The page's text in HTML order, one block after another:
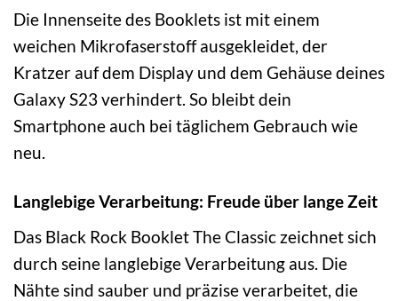
Die Innenseite des Booklets ist mit einem
weichen Mikrofaserstoff ausgekleidet, der
Kratzer auf dem Display und dem Gehäuse deines
Galaxy S23 verhindert. So bleibt dein
Smartphone auch bei täglichem Gebrauch wie
neu.
Langlebige Verarbeitung: Freude über lange Zeit
Das Black Rock Booklet The Classic zeichnet sich
durch seine langlebige Verarbeitung aus. Die
Nähte sind sauber und präzise verarbeitet, die